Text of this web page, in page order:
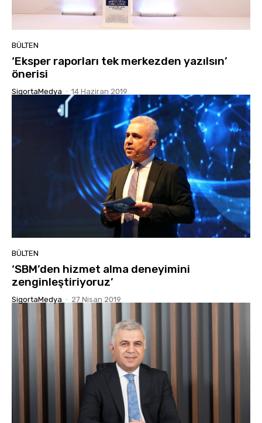
BÜLTEN
‘Eksper raporları tek merkezden yazılsın’
önerisi
SigortaMedya - 14 Haziran 2019
BÜLTEN
‘SBM’den hizmet alma deneyimini
zenginleştiriyoruz’
SigortaMedya - 27 Nisan 2019